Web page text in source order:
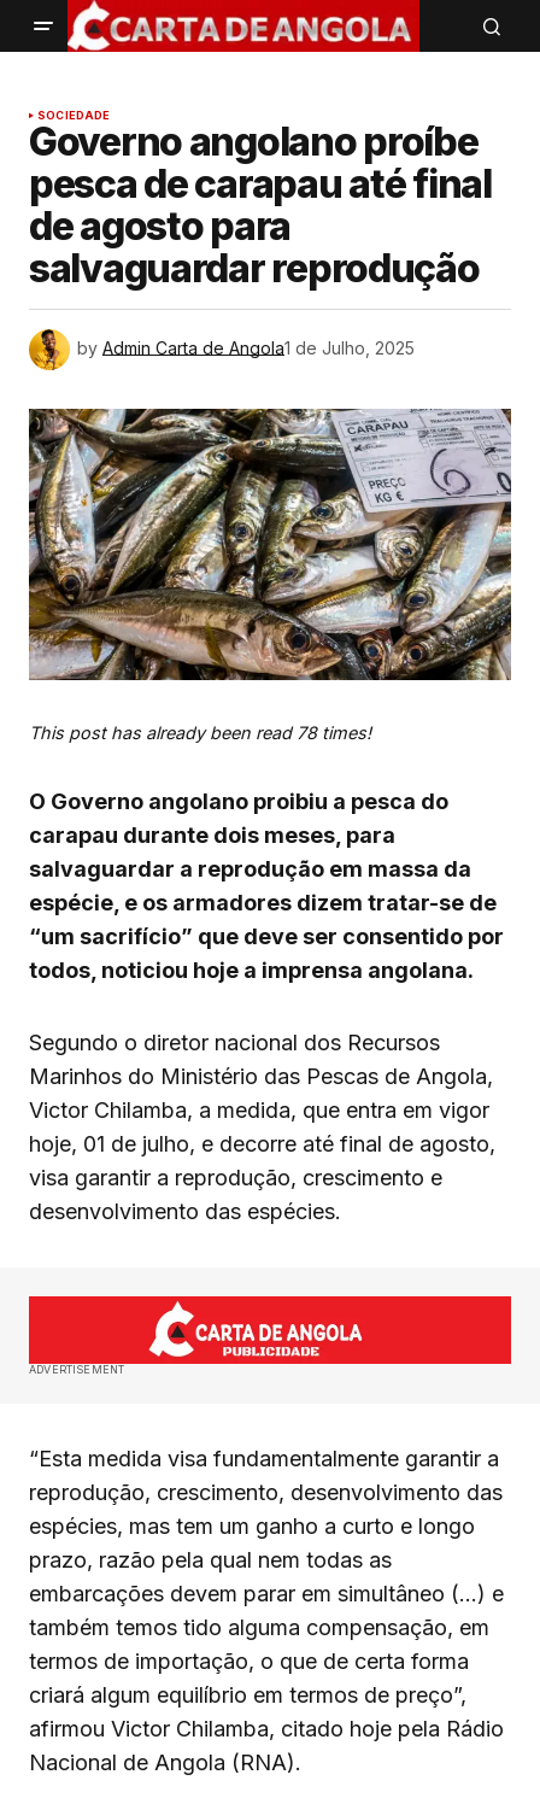
SOCIEDADE
Governo angolano proíbe
pesca de carapau até final
de agosto para
salvaguardar reprodução
by Admin Carta de Angola1 de Julho, 2025
This post has already been read 78 times!
O Governo angolano proibiu a pesca do
carapau durante dois meses, para
salvaguardar a reprodução em massa da
espécie, e os armadores dizem tratar-se de
“um sacrifício” que deve ser consentido por
todos, noticiou hoje a imprensa angolana.
Segundo o diretor nacional dos Recursos
Marinhos do Ministério das Pescas de Angola,
Victor Chilamba, a medida, que entra em vigor
hoje, 01 de julho, e decorre até final de agosto,
visa garantir a reprodução, crescimento e
desenvolvimento das espécies.
ADVERTISEMENT
“Esta medida visa fundamentalmente garantir a
reprodução, crescimento, desenvolvimento das
espécies, mas tem um ganho a curto e longo
prazo, razão pela qual nem todas as
embarcações devem parar em simultâneo (…) e
também temos tido alguma compensação, em
termos de importação, o que de certa forma
criará algum equilíbrio em termos de preço”,
afirmou Victor Chilamba, citado hoje pela Rádio
Nacional de Angola (RNA).